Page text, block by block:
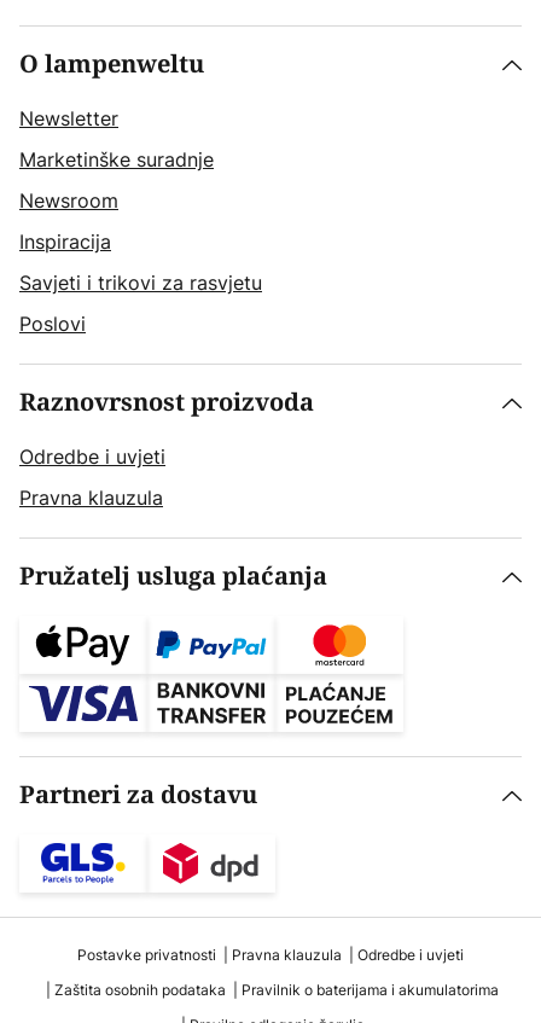
O lampenweltu
Newsletter
Marketinške suradnje
Newsroom
Inspiracija
Savjeti i trikovi za rasvjetu
Poslovi
Raznovrsnost proizvoda
Odredbe i uvjeti
Pravna klauzula
Pružatelj usluga plaćanja
Partneri za dostavu
Postavke privatnosti Pravna klauzula
Odredbe i uvjeti
Zaštita osobnih podataka
Pravilnik o baterijama i akumulatorima